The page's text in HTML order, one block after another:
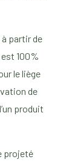
à partir de
100%
le liège
de
produit
projeté